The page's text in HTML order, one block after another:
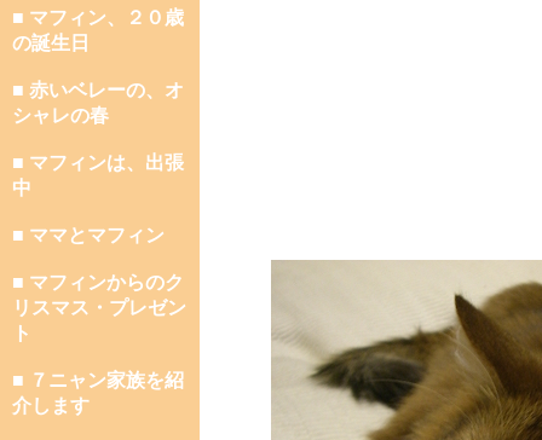
■ マフィン、２０歳
の誕生日
■ 赤いベレーの、オ
シャレの春
■ マフィンは、出張
中
■ ママとマフィン
■ マフィンからのク
リスマス・プレゼン
ト
■ ７ニャン家族を紹
介します